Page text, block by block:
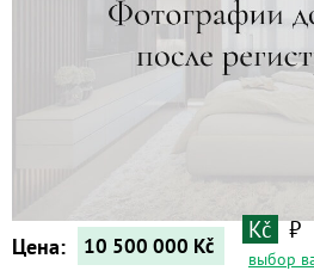
Цена: 10 500 000 Kč
Kč ₽
выбор